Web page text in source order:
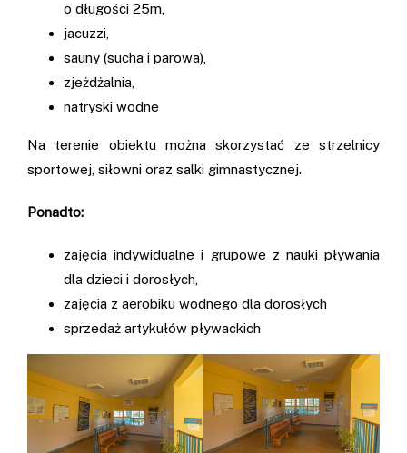
o długości 25m,
jacuzzi,
sauny (sucha i parowa),
zjeżdżalnia,
natryski wodne
Na terenie obiektu można skorzystać ze strzelnicy
sportowej, siłowni oraz salki gimnastycznej.
Ponadto:
zajęcia indywidualne i grupowe z nauki pływania
dla dzieci i dorosłych,
zajęcia z aerobiku wodnego dla dorosłych
sprzedaż artykułów pływackich